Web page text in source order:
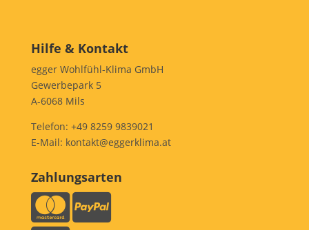
Hilfe & Kontakt
egger Wohlfühl-Klima GmbH
Gewerbepark 5
A-6068 Mils
Telefon: +49 8259 9839021
E-Mail: kontakt@eggerklima.at
Zahlungsarten